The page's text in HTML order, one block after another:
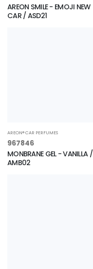
AREON SMILE - EMOJI NEW
CAR / ASD21
AREON® CAR PERFUMES
967846
MONBRANE GEL - VANILLA /
AMB02